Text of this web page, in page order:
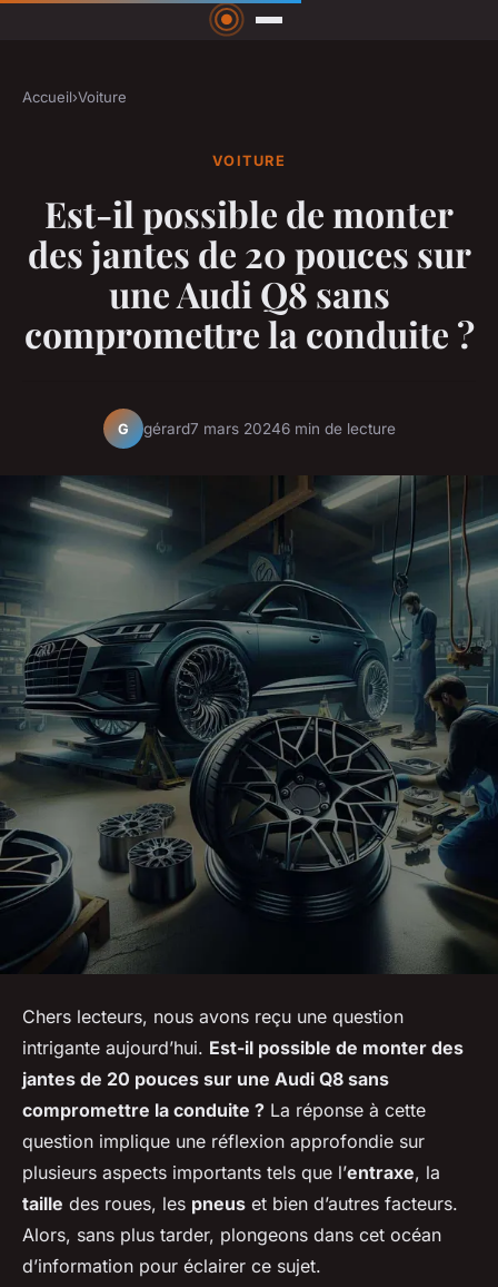
Accueil›Voiture
VOITURE
Est-il possible de monter
des jantes de 20 pouces sur
une Audi Q8 sans
compromettre la conduite ?
G gérard7 mars 20246 min de lecture
Chers lecteurs, nous avons reçu une question
intrigante aujourd’hui. Est-il possible de monter des
jantes de 20 pouces sur une Audi Q8 sans
compromettre la conduite ? La réponse à cette
question implique une réflexion approfondie sur
plusieurs aspects importants tels que l’entraxe, la
taille des roues, les pneus et bien d’autres facteurs.
Alors, sans plus tarder, plongeons dans cet océan
d’information pour éclairer ce sujet.